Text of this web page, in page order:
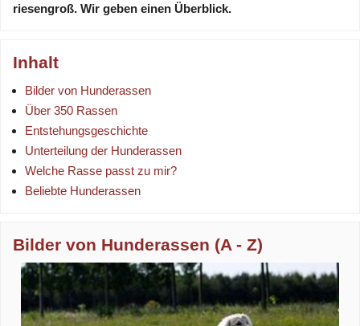
riesengroß. Wir geben einen Überblick.
Inhalt
Bilder von Hunderassen
Über 350 Rassen
Entstehungsgeschichte
Unterteilung der Hunderassen
Welche Rasse passt zu mir?
Beliebte Hunderassen
Bilder von Hunderassen (A - Z)